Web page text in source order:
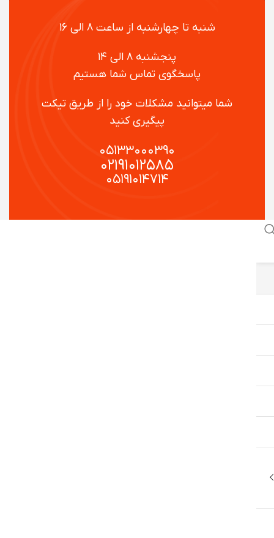
شنبه تا چهارشنبه از ساعت ۸ الی ۱۶
پنجشنبه ۸ الی ۱۴
پاسخگوی تماس شما هستیم
شما میتوانید مشکلات خود را از طریق تیکت
پیگیری کنید
۰۵۱۳۳۰۰۰۳۹۰
۰۲۱۹۱۰۱۲۵۸۵
۰۵۱۹۱۰۱۴۷۱۴